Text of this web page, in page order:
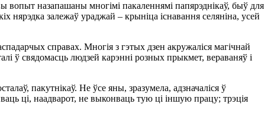
вопыт назапашаны многiмi пакаленнямi папярэднiкаў, быў для
нярэдка залежаў ураджай – крынiца iснавання селянiна, усей
справах. Многiя з гэтых дзен акружалiся магiчнай
ў свядомасць людзей карэннi розных прыкмет, вераваняў i
пакутнiкаў. Не ўсе яны, зразумела, адзначалiся ў
цi, наадварот, не выконваць тую цi iншую працу; трэцiя